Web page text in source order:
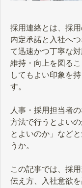
採用連絡とは、採
内定承諾と入社へ
て迅速かつ丁寧な
維持・向上を図る
してもよい印象を
す。
人事・採用担当者
方法で行うとよい
とよいのか」など
うか。
この記事では、採
伝え方、入社意欲